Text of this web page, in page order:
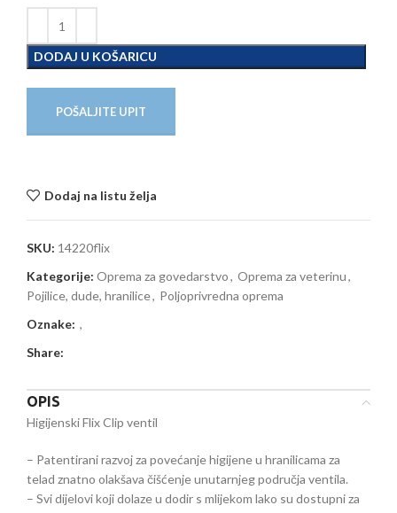
DODAJ U KOŠARICU
POŠALJITE UPIT
Dodaj na listu želja
SKU: 14220flix
Kategorije: Oprema za govedarstvo, Oprema za veterinu,
Pojilice, dude, hranilice, Poljoprivredna oprema
Oznake: ,
Share:
OPIS
Higijenski Flix Clip ventil
– Patentirani razvoj za povećanje higijene u hranilicama za
telad znatno olakšava čišćenje unutarnjeg područja ventila.
– Svi dijelovi koji dolaze u dodir s mlijekom lako su dostupni za